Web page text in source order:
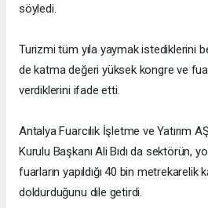
söyledi.
Turizmi tüm yıla yaymak istediklerini
de katma değeri yüksek kongre ve
verdiklerini ifade etti.
Antalya Fuarcılık İşletme ve Yatırım
Kurulu Başkanı Ali Bıdı da sektörün,
fuarların yapıldığı 40 bin metrekarelik
doldurduğunu dile getirdi.